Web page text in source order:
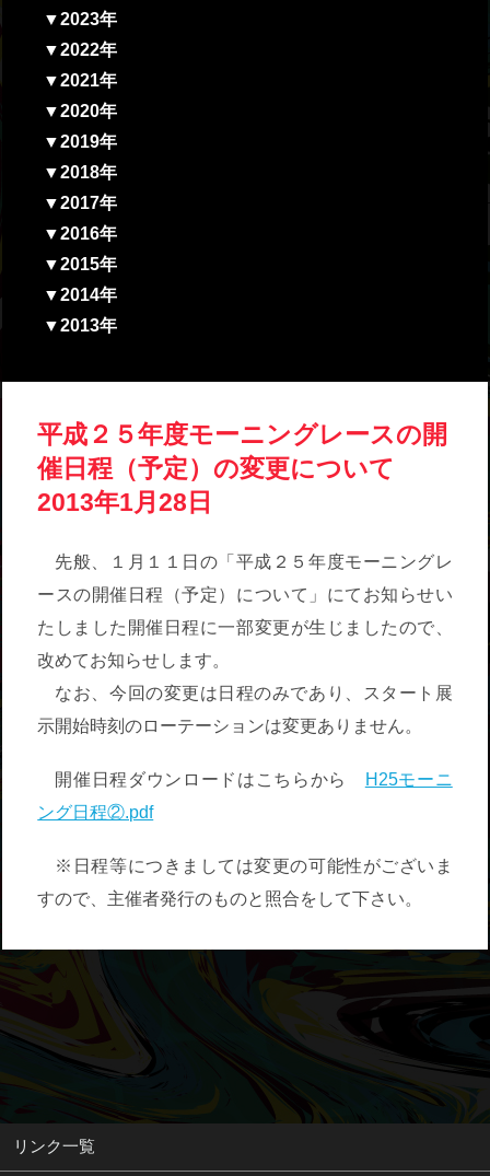
▼2023年
▼2022年
▼2021年
▼2020年
▼2019年
▼2018年
▼2017年
▼2016年
▼2015年
▼2014年
▼2013年
平成２５年度モーニングレースの開
催日程（予定）の変更について
2013年1月28日
先般、１月１１日の「平成２５年度モーニングレ
ースの開催日程（予定）について」にてお知らせい
たしました開催日程に一部変更が生じましたので、
改めてお知らせします。
なお、今回の変更は日程のみであり、スタート展
示開始時刻のローテーションは変更ありません。
開催日程ダウンロードはこちらから H25モーニ
ング日程②.pdf
※日程等につきましては変更の可能性がございま
すので、主催者発行のものと照合をして下さい。
リンク一覧